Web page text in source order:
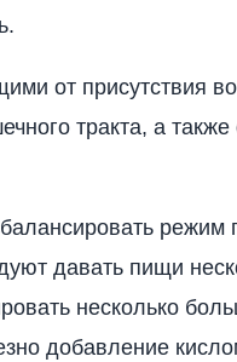
от присутствия
тракта, а также
давать пищи
несколько
добавление